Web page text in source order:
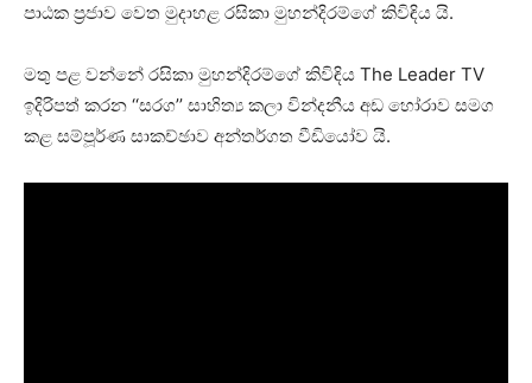
පාඨක ප්‍රජාව වෙත මුදාහළ රසිකා මුහන්දිරම්ගේ කිවිඳිය යි.
මතු පළ වන්නේ රසිකා මුහන්දිරම්ගේ කිවිඳිය The Leader TV
ඉදිරිපත් කරන ‘‘සරග’’ සාහිත්‍ය කලා වින්දනීය අඩ හෝරාව සමග
කළ සම්පූර්ණ සාකච්ඡාව අන්තර්ගත වීඩියෝව යි.